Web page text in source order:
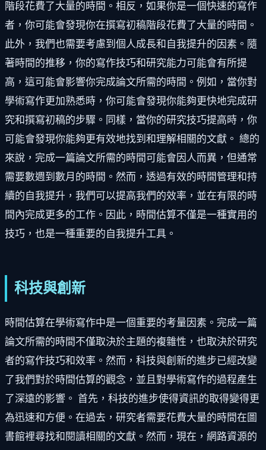
階段花費了大量的時間。相反，如果你是一個快速的寫作
者，你可能會發現你在撰寫初稿階段花費了大量的時間。
此外，我們也需要考慮到個人成長和自我提升的因素。隨
著時間的推移，你的寫作技巧和研究能力可能會有所提
高，這可能會影響你完成論文所需的時間。例如，當你對
學術寫作更加熟悉時，你可能會發現你能夠更快地完成研
究和撰寫初稿的步驟。同樣，當你的研究技巧提高時，你
可能會發現你能夠更有效地找到和理解相關的文獻。 總的
來說，完成一篇論文所需的時間可能會因人而異，但通常
需要數週到數月的時間。然而，透過有效的時間管理和持
續的自我提升，我們可以提高我們的效率，並在有限的時
間內完成更多的工作。因此，時間估算不僅是一種實用的
技巧，也是一種重要的自我提升工具。
科技與創新
時間估算在學術寫作中是一個重要的考量因素。完成一篇
論文所需的時間不僅取決於主題的複雜性，也取決於研究
者的寫作技巧和效率。然而，科技與創新的進步已經改變
了我們對於時間估算的觀念，並且對學術寫作的過程產生
了深遠的影響。 首先，科技的進步使得資訊的取得變得更
為迅速和方便。在過去，研究者需要花費大量的時間在圖
書館裡尋找和閱讀相關的文獻。然而，現在，網路資源的